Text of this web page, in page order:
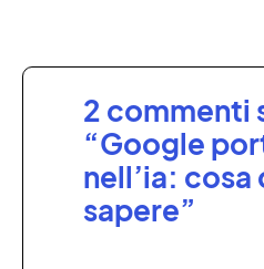
2 commenti
“Google
nell’ia: cosa
sapere”